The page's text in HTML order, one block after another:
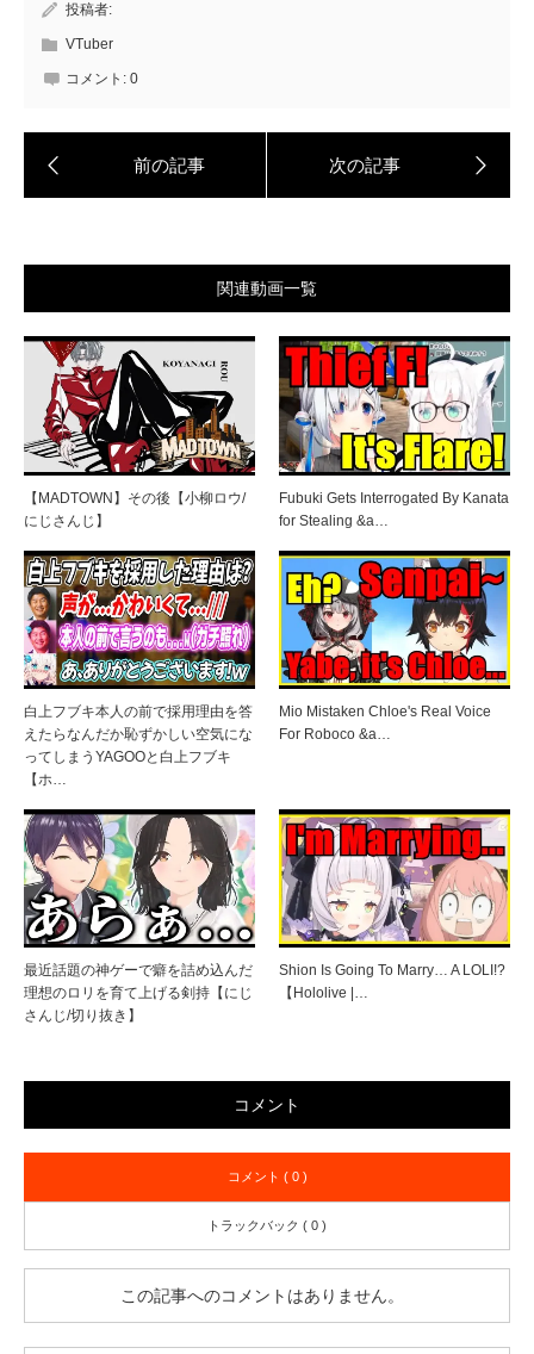
投稿者:
VTuber
コメント: 0
関連動画一覧
【MADTOWN】その後【小柳ロウ/
にじさんじ】
Fubuki Gets Interrogated By Kanata
for Stealing &a…
白上フブキ本人の前で採用理由を答
えたらなんだか恥ずかしい空気にな
ってしまうYAGOOと白上フブキ
【ホ…
Mio Mistaken Chloe's Real Voice
For Roboco &a…
最近話題の神ゲーで癖を詰め込んだ
理想のロリを育て上げる剣持【にじ
さんじ/切り抜き】
Shion Is Going To Marry… A LOLI!?
【Hololive |…
コメント
コメント ( 0 )
トラックバック ( 0 )
この記事へのコメントはありません。